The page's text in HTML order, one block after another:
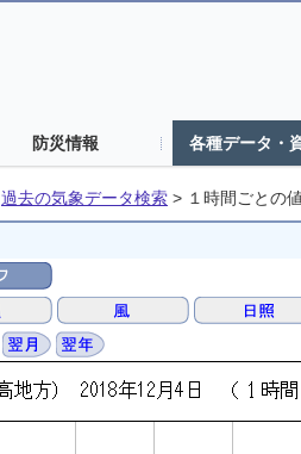
防災情報 各種データ・
過去の気象データ検索 > １時間ごとの